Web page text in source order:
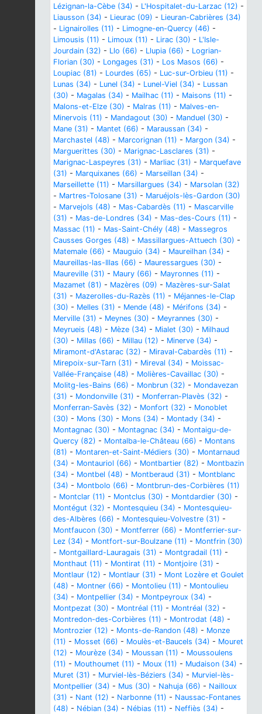
Lézignan-la-Cèbe (34) - L'Hospitalet-du-Larzac (12) -
Liausson (34) - Lieurac (09) - Lieuran-Cabrières (34)
- Lignairolles (11) - Limogne-en-Quercy (46) -
Limousis (11) - Limoux (11) - Lirac (30) - L'Isle-
Jourdain (32) - Llo (66) - Llupia (66) - Logrian-
Florian (30) - Longages (31) - Los Masos (66) -
Loupiac (81) - Lourdes (65) - Luc-sur-Orbieu (11) -
Lunas (34) - Lunel (34) - Lunel-Viel (34) - Lussan
(30) - Magalas (34) - Mailhac (11) - Maisons (11) -
Malons-et-Elze (30) - Malras (11) - Malves-en-
Minervois (11) - Mandagout (30) - Manduel (30) -
Mane (31) - Mantet (66) - Maraussan (34) -
Marchastel (48) - Marcorignan (11) - Margon (34) -
Marguerittes (30) - Marignac-Lasclares (31) -
Marignac-Laspeyres (31) - Marliac (31) - Marquefave
(31) - Marquixanes (66) - Marseillan (34) -
Marseillette (11) - Marsillargues (34) - Marsolan (32)
- Martres-Tolosane (31) - Maruéjols-lès-Gardon (30)
- Marvejols (48) - Mas-Cabardès (11) - Mascarville
(31) - Mas-de-Londres (34) - Mas-des-Cours (11) -
Massac (11) - Mas-Saint-Chély (48) - Massegros
Causses Gorges (48) - Massillargues-Attuech (30) -
Matemale (66) - Mauguio (34) - Maureilhan (34) -
Maureillas-las-Illas (66) - Mauressargues (30) -
Maureville (31) - Maury (66) - Mayronnes (11) -
Mazamet (81) - Mazères (09) - Mazères-sur-Salat
(31) - Mazerolles-du-Razès (11) - Méjannes-le-Clap
(30) - Melles (31) - Mende (48) - Mérifons (34) -
Merville (31) - Meynes (30) - Meyrannes (30) -
Meyrueis (48) - Mèze (34) - Mialet (30) - Milhaud
(30) - Millas (66) - Millau (12) - Minerve (34) -
Miramont-d'Astarac (32) - Miraval-Cabardès (11) -
Mirepoix-sur-Tarn (31) - Mireval (34) - Moissac-
Vallée-Française (48) - Molières-Cavaillac (30) -
Molitg-les-Bains (66) - Monbrun (32) - Mondavezan
(31) - Mondonville (31) - Monferran-Plavès (32) -
Monferran-Savès (32) - Monfort (32) - Monoblet
(30) - Mons (30) - Mons (34) - Montady (34) -
Montagnac (30) - Montagnac (34) - Montaigu-de-
Quercy (82) - Montalba-le-Château (66) - Montans
(81) - Montaren-et-Saint-Médiers (30) - Montarnaud
(34) - Montauriol (66) - Montbartier (82) - Montbazin
(34) - Montbel (48) - Montberaud (31) - Montblanc
(34) - Montbolo (66) - Montbrun-des-Corbières (11)
- Montclar (11) - Montclus (30) - Montdardier (30) -
Montégut (32) - Montesquieu (34) - Montesquieu-
des-Albères (66) - Montesquieu-Volvestre (31) -
Montfaucon (30) - Montferrer (66) - Montferrier-sur-
Lez (34) - Montfort-sur-Boulzane (11) - Montfrin (30)
- Montgaillard-Lauragais (31) - Montgradail (11) -
Monthaut (11) - Montirat (11) - Montjoire (31) -
Montlaur (12) - Montlaur (31) - Mont Lozère et Goulet
(48) - Montner (66) - Montolieu (11) - Montoulieu
(34) - Montpellier (34) - Montpeyroux (34) -
Montpezat (30) - Montréal (11) - Montréal (32) -
Montredon-des-Corbières (11) - Montrodat (48) -
Montrozier (12) - Monts-de-Randon (48) - Monze
(11) - Mosset (66) - Moulès-et-Baucels (34) - Mouret
(12) - Mourèze (34) - Moussan (11) - Moussoulens
(11) - Mouthoumet (11) - Moux (11) - Mudaison (34) -
Muret (31) - Murviel-lès-Béziers (34) - Murviel-lès-
Montpellier (34) - Mus (30) - Nahuja (66) - Nailloux
(31) - Nant (12) - Narbonne (11) - Naussac-Fontanes
(48) - Nébian (34) - Nébias (11) - Neffiès (34) -